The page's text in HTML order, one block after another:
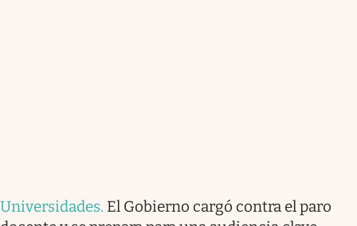
Universidades. El Gobierno cargó contra el paro